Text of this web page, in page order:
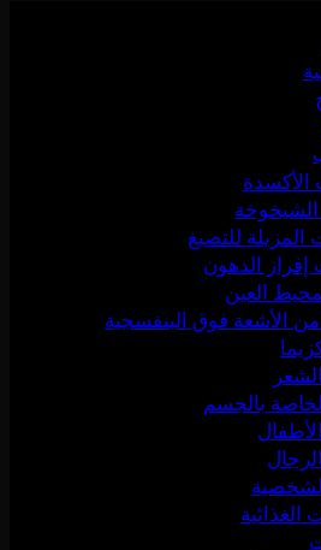
المزيلة للتصبغ
الدهون
العين
من الأشعة فوق البنفسجية
بالجسم
الغذائية